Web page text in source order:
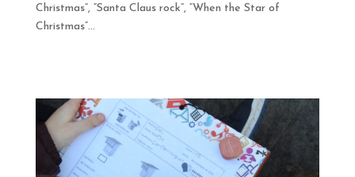
Christmas”, “Santa Claus rock”, “When the Star of
Christmas”…